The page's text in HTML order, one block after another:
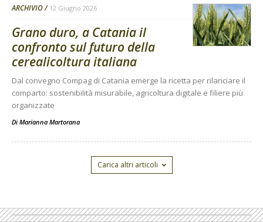
ARCHIVIO 12 Giugno 2026
Grano duro, a Catania il
confronto sul futuro della
cerealicoltura italiana
Dal convegno Compag di Catania emerge la ricetta per rilanciare il
comparto: sostenibilità misurabile, agricoltura digitale e filiere più
organizzate
Di Marianna Martorana
Carica altri articoli